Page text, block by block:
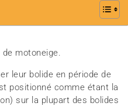
motoneige.
leur bolide en période de
positionné comme étant la
sur la plupart des bolides